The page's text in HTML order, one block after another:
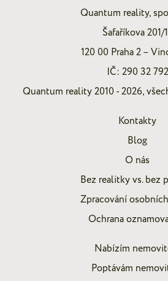
Quantum reality,
Šafaříkova 201/
120 00 Praha 2 –
IČ: 290 32 792
Quantum reality 2010 - 2026,
Kontakty
Blog
O nás
Bez realitky vs. bez
Zpracování
Ochrana
Nabízím
Poptávám